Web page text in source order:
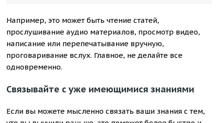
Например, это может быть чтение статей,
прослушивание аудио материалов, просмотр видео,
написание или перепечатывание вручную,
проговаривание вслух. Главное, не делайте все
одновременно.
Связывайте с уже имеющимися знаниями
Если вы можете мысленно связать ваши знания с тем,